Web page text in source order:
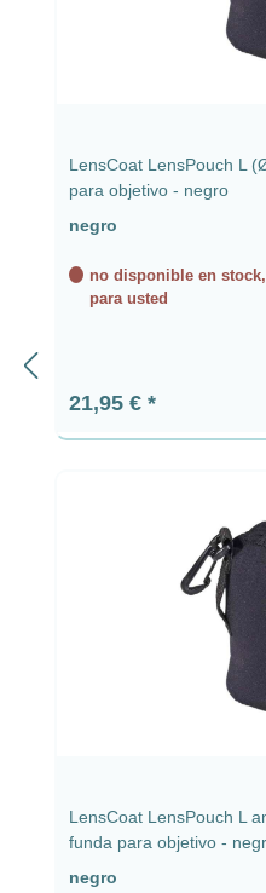
LensCoat LensPouch L
para objetivo - negro
negro
no disponible en
para usted
Precio normal:
21,95 €
LensCoat LensPouch L
funda para objetivo -
negro